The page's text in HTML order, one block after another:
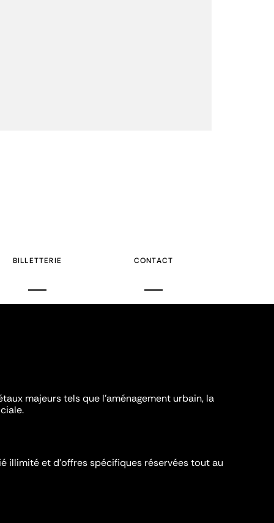
BILLETTERIE CONTACT
majeurs tels que l'aménagement urbain, la
illimité et d’offres spécifiques réservées tout au